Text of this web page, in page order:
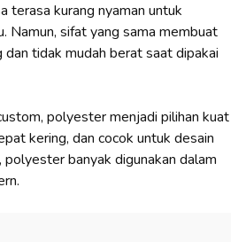
terasa kurang nyaman untuk
Namun, sifat yang sama membuat
tidak mudah berat saat dipakai
polyester menjadi pilihan kuat
kering, dan cocok untuk desain
polyester banyak digunakan dalam